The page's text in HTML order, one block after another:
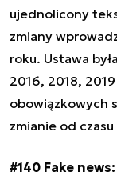
ujednolicony
zmiany
roku. Ustawa
2016, 2018,
obowiązkowych
zmianie od
#140 Fake